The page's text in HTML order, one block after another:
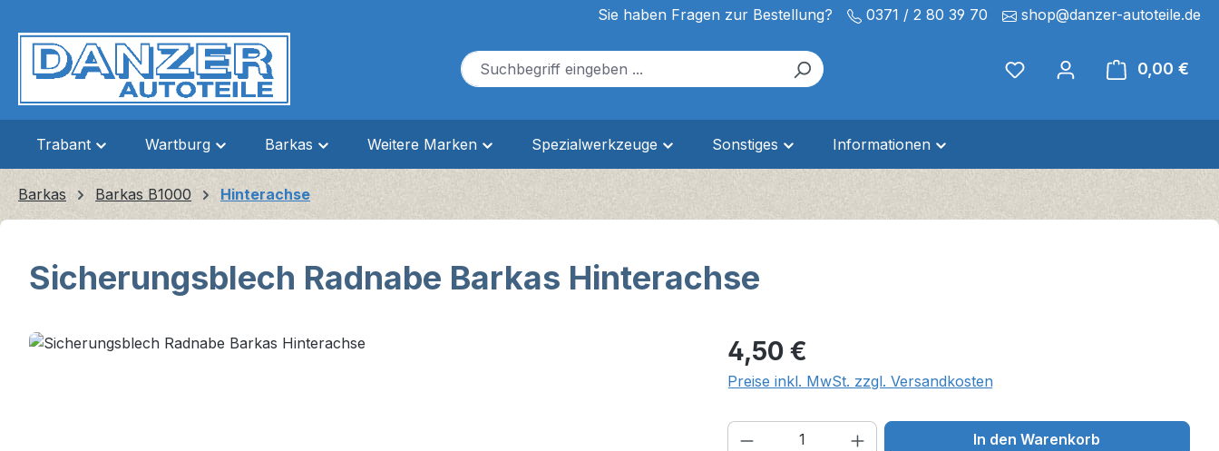
Sie haben Fragen zur Bestellung? 0371 / 2 80 39 70 shop@danzer-autoteile.de
0,00 €
Trabant Wartburg Barkas Weitere Marken Spezialwerkzeuge Sonstiges Informationen
Barkas Barkas B1000 Hinterachse
Sicherungsblech Radnabe Barkas Hinterachse
Bildergalerie überspringen Regulärer Preis:
4,50 €
Preise inkl. MwSt. zzgl. Versandkosten
Produkt Anzahl: Gib den gewünschten Wert
In den Warenkorb